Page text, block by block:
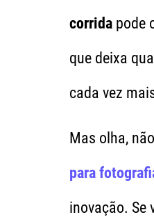
corrida pode
que deixa
cada vez
Mas olha,
para
inovação. Se